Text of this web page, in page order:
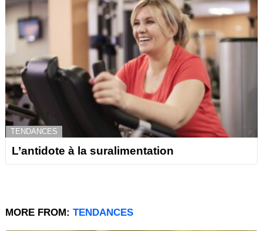
TENDANCES
L’antidote à la suralimentation
MORE FROM: TENDANCES